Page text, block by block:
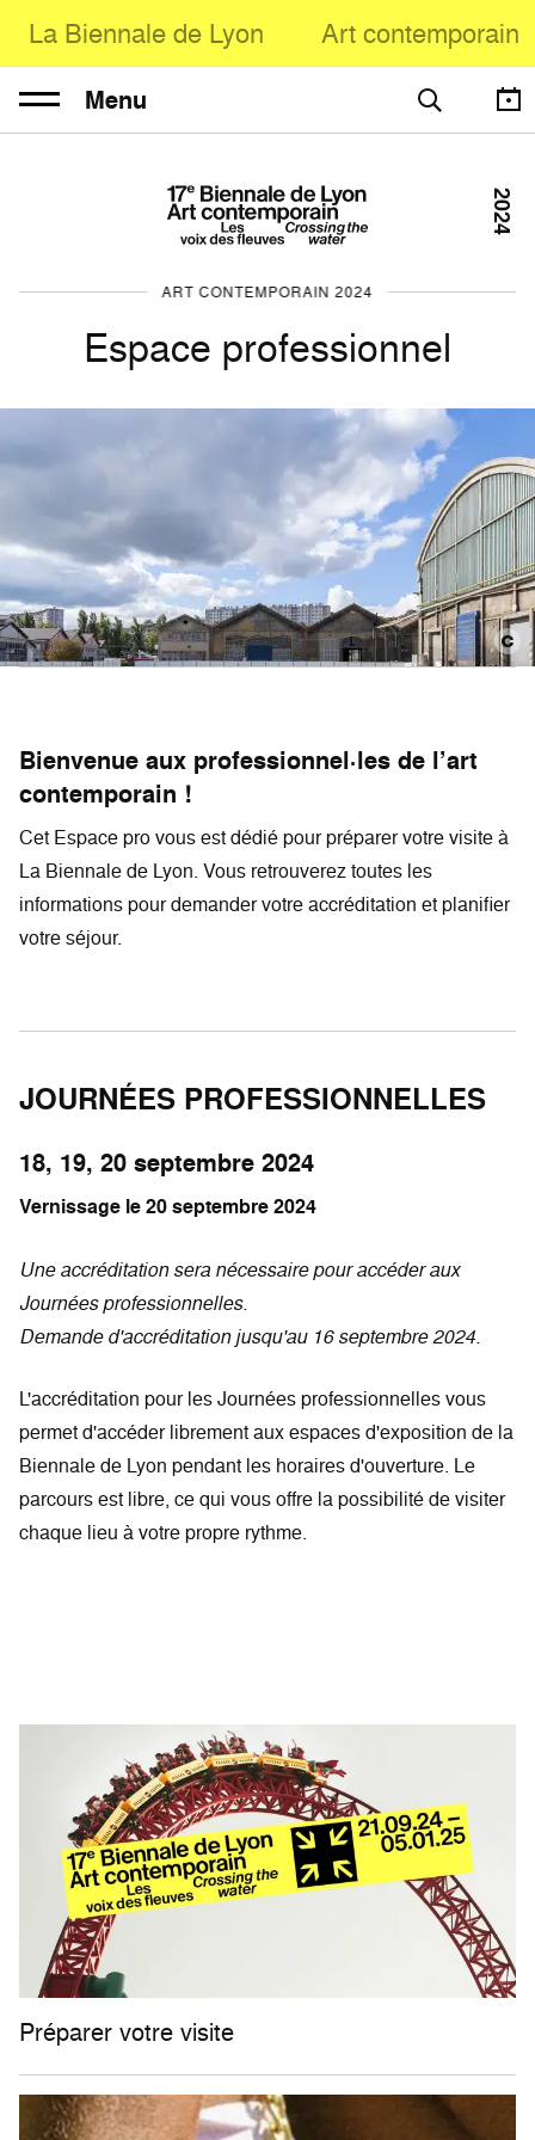
La Biennale de Lyon Art contemporain
Menu
ART CONTEMPORAIN 2024
Espace professionnel
2024
Bienvenue aux professionnel·les de l’art
contemporain !
Cet Espace pro vous est dédié pour préparer votre visite à
La Biennale de Lyon. Vous retrouverez toutes les
informations pour demander votre accréditation et planifier
votre séjour.
JOURNÉES PROFESSIONNELLES
18, 19, 20 septembre 2024
Vernissage le 20 septembre 2024
Une accréditation sera nécessaire pour accéder aux
Journées professionnelles.
Demande d'accréditation jusqu'au 16 septembre 2024.
L'accréditation pour les Journées professionnelles vous
permet d'accéder librement aux espaces d'exposition de la
Biennale de Lyon pendant les horaires d'ouverture. Le
parcours est libre, ce qui vous offre la possibilité de visiter
chaque lieu à votre propre rythme.
Préparer votre visite